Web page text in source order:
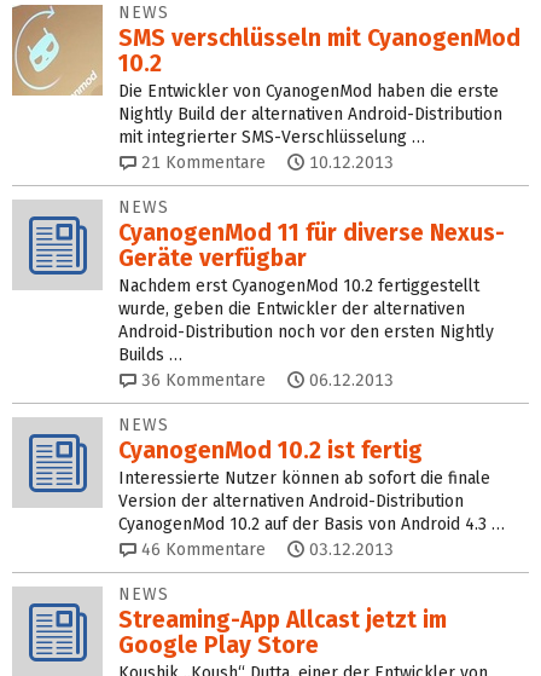
NEWS
SMS verschlüsseln mit CyanogenMod
10.2
Die Entwickler von CyanogenMod haben die erste
Nightly Build der alternativen Android-Distribution
mit integrierter SMS-Verschlüsselung …
21 Kommentare 10.12.2013
NEWS
CyanogenMod 11 für diverse Nexus-
Geräte verfügbar
Nachdem erst CyanogenMod 10.2 fertiggestellt
wurde, geben die Entwickler der alternativen
Android-Distribution noch vor den ersten Nightly
Builds …
36 Kommentare 06.12.2013
NEWS
CyanogenMod 10.2 ist fertig
Interessierte Nutzer können ab sofort die finale
Version der alternativen Android-Distribution
CyanogenMod 10.2 auf der Basis von Android 4.3 …
46 Kommentare 03.12.2013
NEWS
Streaming-App Allcast jetzt im
Google Play Store